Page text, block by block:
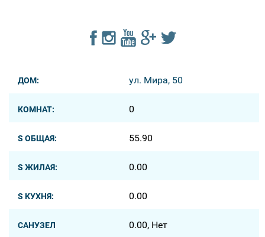
ДОМ: ул. Мира, 50
КОМНАТ: 0
S ОБЩАЯ: 55.90
S ЖИЛАЯ: 0.00
S КУХНЯ: 0.00
САНУЗЕЛ 0.00, Нет